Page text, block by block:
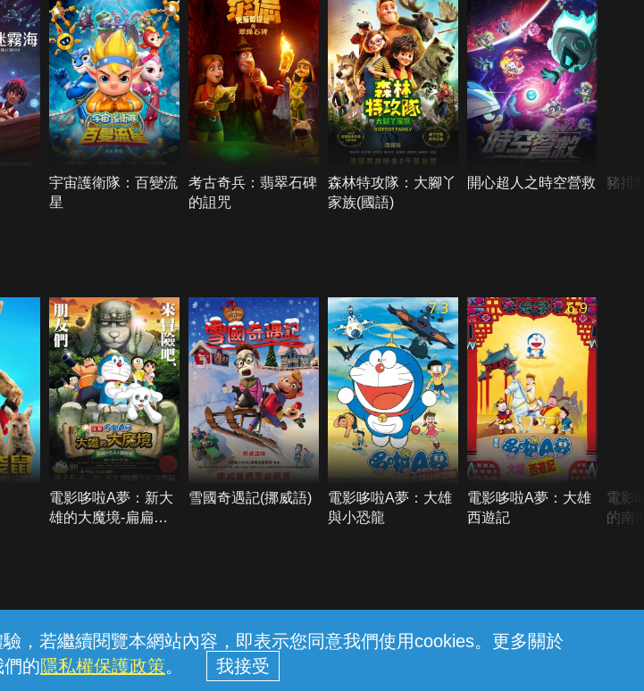
，若繼續閱覽本網站內容，即表示您同意我們使用cookies。更多關於
們的隱私權保護政策。
宇宙護衛隊：百變流
星
考古奇兵：翡翠石碑
的詛咒
森林特攻隊：大腳丫
家族(國語)
開心超人之時空營救 豬排
電影哆啦A夢：新大
雄的大魔境-扁扁與
雪國奇遇記(挪威語)
7.3
電影哆啦A夢：大雄
與小恐龍
6.9
電影哆啦A夢：大雄
西遊記
電影
的南
客服 服務條款 隱私權保護
庭分公司 (統一編號：96979949) © 2026